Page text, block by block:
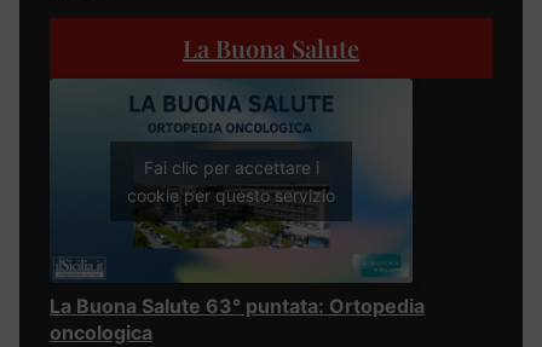
La Buona Salute
Fai clic per accettare i
cookie per questo servizio
La Buona Salute 63° puntata: Ortopedia
oncologica